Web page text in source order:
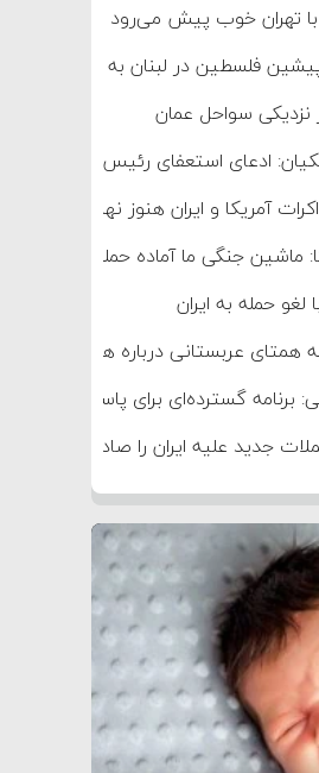
با تهران خوب پیش می‌رود
فلسطین در لبنان به اتهام فساد و
نزدیکی سواحل عمان
ادعای استعفای رئیس‌جمهور
آمریکا و ایران هنوز نهایی نشده است
ماشین جنگی ما آماده حمله نظامی علیه
حمله به ایران
عربستانی درباره همراهی با آمریکا
برنامه گسترده‌ای برای پاسخ به دیوانگی
جدید علیه ایران را صادر کرد
مورد اصابت قرار گرفته و
تاریخی برای خلع سلاح کامل حماس شد
همتای بلغارستانی به دلیل کمک به
متجاوزان کمک می کنند پاسخ سختی
جدید به ایران را اعلام کرد